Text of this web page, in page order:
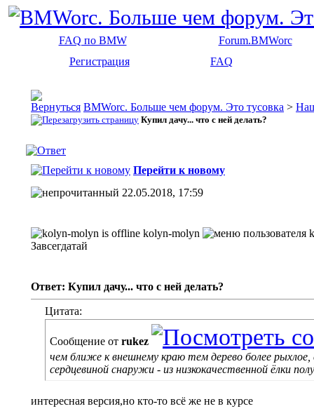
FAQ по BMW
Forum.BMWorc
Регистрация
FAQ
BMWorc. Больше чем форум. Это тусовка >
Купил дачу... что с ней делать?
Перейти к новому
22.05.2018, 17:59
kolyn-molyn
Завсегдатай
Ответ: Купил дачу... что с ней делать?
Цитата:
Сообщение от rukez
чем ближе к внешнему краю тем дерево более
сердцевиной снаружи - из низкокачественной ёлки
интересная версия,но кто-то всё же не в курсе